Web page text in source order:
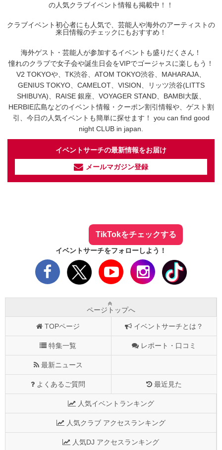
の人気クラブイベント情報も掲載中！！
クラブイベント初心者にも人気で、芸能人や海外のアーティストの
来日情報のチェックにもおすすめ！
海外ゲスト・芸能人が参加するイベントも盛りだくさん！
憧れのクラブで女子会や誕生日会をVIPでゴージャスに楽しもう！
V2 TOKYOや、TK渋谷、ATOM TOKYO渋谷、MAHARAJA、
GENIUS TOKYO、CAMELOT、VISION、リッツ渋谷(LITTS
SHIBUYA)、RAISE 銀座、VOYAGER STAND、BAMBI大阪、
HERBIE広島などのイベント情報・クーポン割引情報や、ゲスト割
引、今日の人気イベントも簡単に探せます！ you can find good
night CLUB in japan.
イベントサーチの最新情報をお届け
メールマガジン登録
TikTokをチェックする
イベントサーチをフォローしよう！
ページトップへ
TOPページ イベントサーチとは？
特集一覧 レポート・口コミ
最新ニュース
よくあるご質問 最近見た
人気イベントランキング
人気クラブ アクセスランキング
人気DJ アクセスランキング